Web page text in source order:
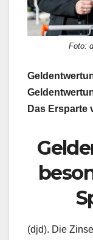
Foto:
Das Ersparte
(djd). Die